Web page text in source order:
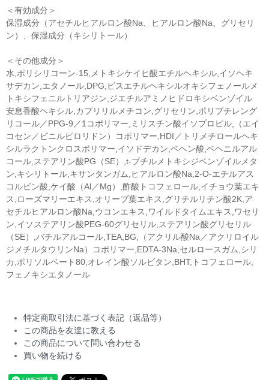
＜有効成分＞
保湿成分（アセチルヒアルロン酸Na、ヒアルロン酸Na、グリセリ
ン）、保湿成分（キシリトール）
＜その他成分＞
水,ポリシリコーン-15,メトキシケイヒ酸エチルヘキシル,イソヘキ
サデカン,エタノール,DPG,ビスエチルヘキシルオキシフェノールメ
トキシフェニルトリアジン,ジエチルアミノヒドロキシベンゾイル
安息香酸ヘキシル,カプリリルメチコン,グリセリン,ポリブチレング
リコール／PPG-9／1コポリマー,ミリスチン酸イソプロピル,（エイ
コセン／ビニルピロリドン）コポリマー,HDI／トリメチロールヘキ
シルラクトンクロスポリマー,イソドデカン,ベヘン酸,ベヘニルアル
コール,ステアリン酸PG（SE）,t-ブチルメトキシジベンゾイルメタ
ン,キシリトール,キサンタンガム,ヒアルロン酸Na,2-O-エチルアス
コルビン酸,ケイ酸（Al／Mg）,酢酸トコフェロール,イチョウ葉エキ
ス,ローズマリーエキス,オリーブ葉エキス,グリチルリチン酸2K,ア
セチルヒアルロン酸Na,ウコンエキス,ワイルドタイムエキス,ワセリ
ン,イソステアリン酸PEG-60グリセリル,ステアリン酸グリセリル
（SE）,バチルアルコール,TEA,BG,（アクリル酸Na／アクリロイル
ジメチルタウリンNa）コポリマー,EDTA-3Na,セルロースガム,シリ
カ,ポリソルベート80,オレイン酸ソルビタン,BHT,トコフェロール,
フェノキシエタノール
特定商取引法に基づく表記（返品等）
この商品を友達に教える
この商品について問い合わせる
買い物を続ける